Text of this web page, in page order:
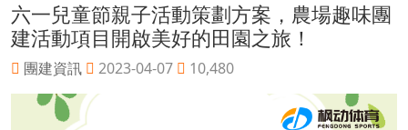
六一兒童節親子活動策劃方案，農場趣味團
建活動項目開啟美好的田園之旅！
團建資訊 2023-04-07 10,480